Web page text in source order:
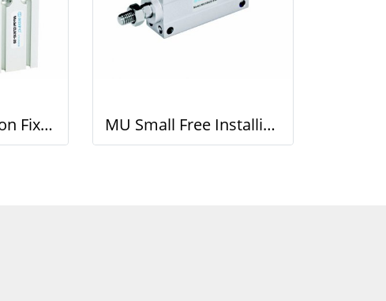
CUK Multi-position Fixed Cylinder MU Small Free Installing Cylinder